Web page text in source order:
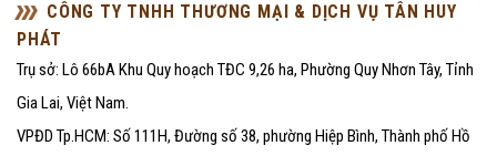
CÔNG TY TNHH THƯƠNG MẠI & DỊCH VỤ TÂN HUY
PHÁT
Trụ sở: Lô 66bA Khu Quy hoạch TĐC 9,26 ha, Phường Quy Nhơn Tây, Tỉnh
Gia Lai, Việt Nam.
VPĐD Tp.HCM: Số 111H, Đường số 38, phường Hiệp Bình, Thành phố Hồ